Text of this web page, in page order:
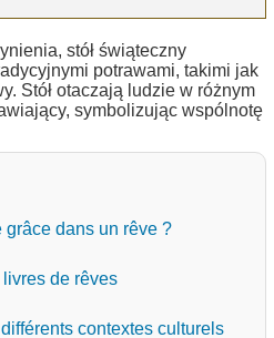
dans un rêve ?
de rêves
contextes culturels